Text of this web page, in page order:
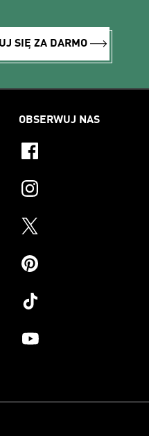
SIĘ ZA DARMO
OBSERWUJ NAS